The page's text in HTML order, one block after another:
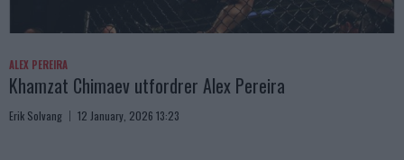
ALEX PEREIRA
Khamzat Chimaev utfordrer Alex Pereira
Erik Solvang 12 January, 2026 13:23